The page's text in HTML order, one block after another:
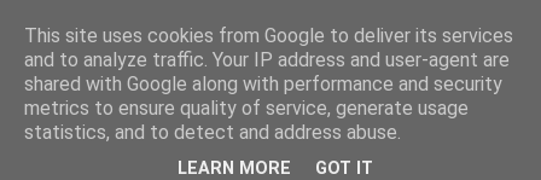
Jídlo, cestování, život.
This site uses cookies from Google to deliver its services
and to analyze traffic. Your IP address and user-agent are
shared with Google along with performance and security
metrics to ensure quality of service, generate usage
statistics, and to detect and address abuse.
LEARN MORE GOT IT